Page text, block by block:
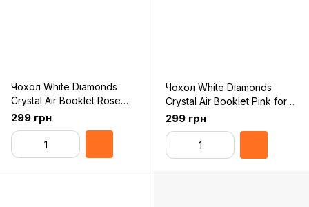
Чохол White Diamonds
Crystal Air Booklet Rose
Gold for iPad mini 4
(6031TYT56)
299 грн
Чохол White Diamonds
Crystal Air Booklet Pink for
iPad mini 4 (6031TYT41)
299 грн